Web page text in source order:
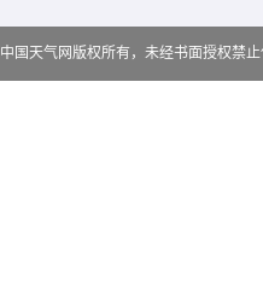
中国天气网版权所有，未经书面授权